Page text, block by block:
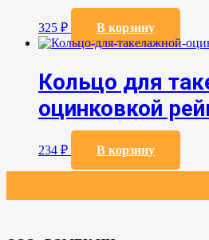
325 ₽ В корзину
Кольцо для
оцинковкой
234 ₽ В корзину